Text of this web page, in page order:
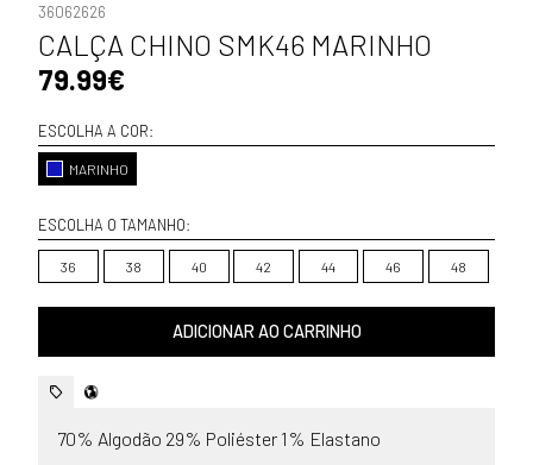
36062626
CALÇA CHINO SMK46 MARINHO
79.99€
ESCOLHA A COR:
MARINHO
ESCOLHA O TAMANHO:
36 38 40 42 44 46 48
ADICIONAR AO CARRINHO
70% Algodão 29% Poliéster 1% Elastano